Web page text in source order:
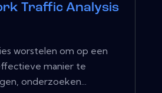
Traffic Analysis
worstelen om op een
manier te
onderzoeken...